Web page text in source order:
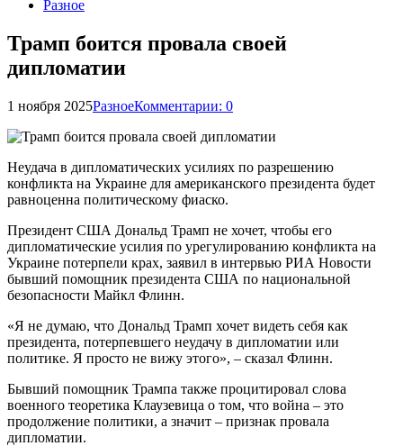
Разное
Трамп боится провала своей
дипломатии
1 ноября 2025РазноеКомментарии: 0
Неудача в дипломатических усилиях по разрешению
конфликта на Украине для американского президента будет
равноценна политическому фиаско.
Президент США Дональд Трамп не хочет, чтобы его
дипломатические усилия по урегулированию конфликта на
Украине потерпели крах, заявил в интервью РИА Новости
бывший помощник президента США по национальной
безопасности Майкл Флинн.
«Я не думаю, что Дональд Трамп хочет видеть себя как
президента, потерпевшего неудачу в дипломатии или
политике. Я просто не вижу этого», – сказал Флинн.
Бывший помощник Трампа также процитировал слова
военного теоретика Клаузевица о том, что война – это
продолжение политики, а значит – признак провала
дипломатии.